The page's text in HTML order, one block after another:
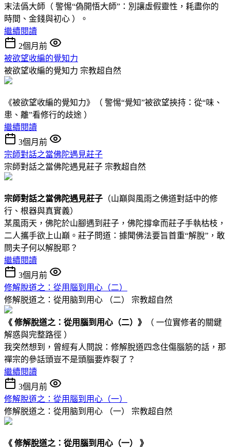
末法僞大師（ 警惕“偽開悟大師”：別讓虛假靈性，耗盡你的
時間、金錢與初心 ）。
繼續閱讀
2個月前
被欲望收編的覺知力
被欲望收編的覺知力 宗教超自然
《被欲望收編的覺知力》（ 警惕“覺知”被欲望挾持：從“味、
患、離”看修行的歧途 ）
繼續閱讀
3個月前
宗師對話之當佛陀遇見莊子
宗師對話之當佛陀遇見莊子 宗教超自然
宗師對話之當佛陀遇見莊子 （山巔與風雨之佛道對話中的修
行、根器與真實義）
某風雨天，佛陀於山腳遇到莊子，佛陀撐傘而莊子手執枯枝，
二人攜手欲上山巔。莊子問道：據聞佛法要旨首重“解脫”，敢
問夫子何以解脫耶？
繼續閱讀
3個月前
修解脫道之：從用腦到用心 （二）
修解脱道之：從用脑到用心 （二） 宗教超自然
《 修解脫道之： 從用腦到用心 （二） 》
（ 一位實修者的關鍵
解惑與完整路徑 ）
我突然想到，曾經有人問說：修解脫道四念住傷腦筋的話，那
禪宗的參話頭豈不是頭腦要炸裂了？
繼續閱讀
3個月前
修解脫道之：從用腦到用心（一）
修解脱道之：從用脑到用心 （一） 宗教超自然
《 修解脫道之：從用腦到用心（一） 》